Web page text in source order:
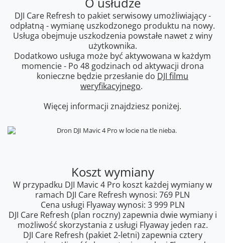
DJI Care Refresh to pakiet serwisowy umożliwiający -
odpłatną - wymianę uszkodzonego produktu na nowy.
Usługa obejmuje uszkodzenia powstałe nawet z winy
użytkownika.
Dodatkowo usługa może być aktywowana w każdym
momencie - Po 48 godzinach od aktywacji drona
konieczne będzie przesłanie do DJI filmu
weryfikacyjnego.
Więcej informacji znajdziesz poniżej.
Koszt wymiany
W przypadku DJI Mavic 4 Pro koszt każdej wymiany w
ramach DJI Care Refresh wynosi: 769 PLN
Cena usługi Flyaway wynosi: 3 999 PLN
DJI Care Refresh (plan roczny) zapewnia dwie wymiany i
możliwość skorzystania z usługi Flyaway jeden raz.
DJI Care Refresh (pakiet 2-letni) zapewnia cztery